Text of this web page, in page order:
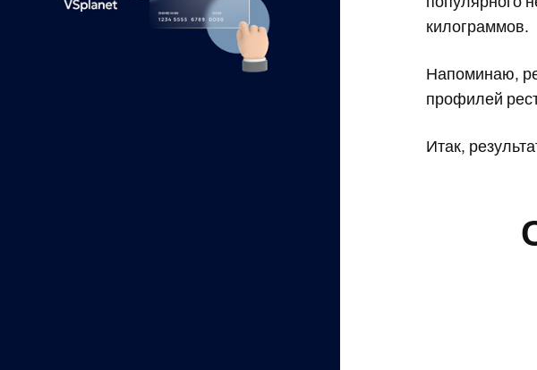
килограммов.
Напоминаю,
профилей
Итак,